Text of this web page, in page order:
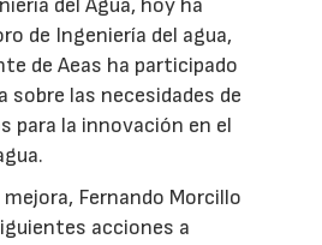
del Agua, hoy ha
de Ingeniería del agua,
de Aeas ha participado
sobre las necesidades de
para la innovación en el
Fernando Morcillo
acciones a